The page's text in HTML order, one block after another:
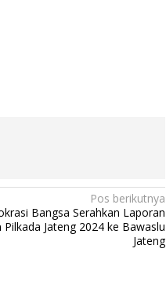
Pos berikutnya
Bangsa Serahkan Laporan
Jateng 2024 ke Bawaslu
Jateng